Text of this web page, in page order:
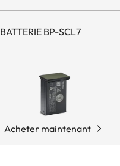
BATTERIE BP-SCL7
Acheter maintenant